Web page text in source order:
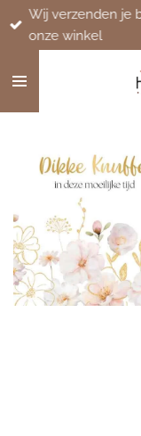
Ga
direct
de
Wij verzenden je
onze winkel